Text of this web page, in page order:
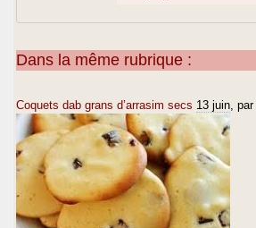
Dans la même rubrique :
Coquets dab grans d’arrasim secs 13 juin , par